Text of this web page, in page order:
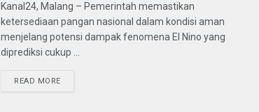
Kanal24, Malang – Pemerintah memastikan
ketersediaan pangan nasional dalam kondisi aman
menjelang potensi dampak fenomena El Nino yang
diprediksi cukup ...
READ MORE